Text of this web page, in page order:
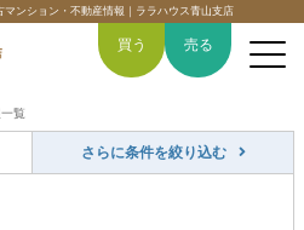
ンション・不動産情報｜ララハウス青山支店
買う 売る
覧
さらに条件を絞り込む